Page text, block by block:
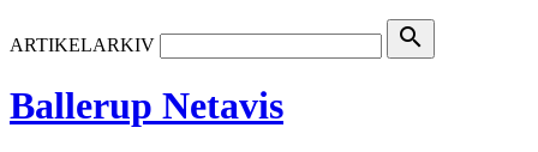
ARTIKELARKIV search
Ballerup Netavis